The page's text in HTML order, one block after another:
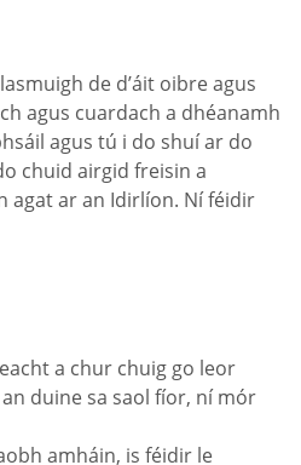
de d’áit oibre agus
agus cuardach a dhéanamh
agus tú i do shuí ar do
chuid airgid freisin a
agat ar an Idirlíon. Ní féidir
a chur chuig go leor
duine sa saol fíor, ní mór
amháin, is féidir le